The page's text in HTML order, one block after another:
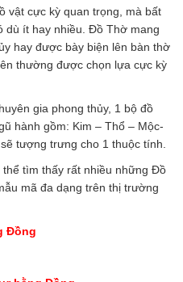
vật cực kỳ quan trọng, mà bất
dù ít hay nhiều. Đồ Thờ mang
hay được bày biện lên bàn thờ
thường được chọn lựa cực kỳ
gia phong thủy, 1 bộ đồ
hành gồm: Kim – Thổ – Mộc-
tượng trưng cho 1 thuộc tính.
thể tìm thấy rất nhiều những Đồ
mã đa dạng trên thị trường
Đồng